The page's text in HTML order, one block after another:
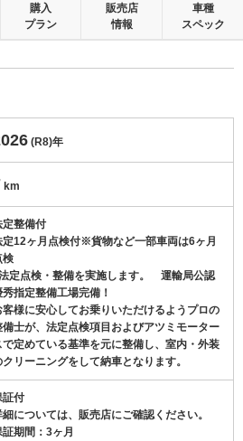
購入
プラン
販売店
情報
車種
スペック
(R8)年
km
定整備付
定12ヶ月点検付※貨物など一部車両は6ヶ月
検
定点検・整備を実施します。 運輸局公認
秀指定整備工場完備！
客様に安心してお乗りいただけるようプロの
備士が、法定点検項目およびアツミモーター
で定めている基準を元に整備し、室内・外装
クリーニングをして納車となります。
証付
細については、販売店にご確認ください。
証期間：3ヶ月